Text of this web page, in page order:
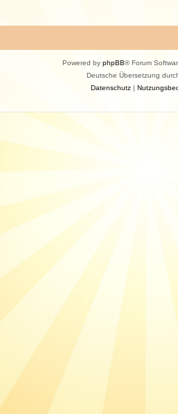
Powered by phpBB® Forum
Deutsche Übersetzung
Datenschutz|